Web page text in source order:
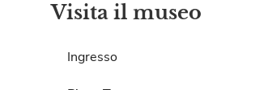
Visita il museo
Ingresso